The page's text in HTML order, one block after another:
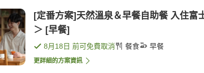
[定番方案]天然溫泉＆早餐自助餐 入住富
＞ [早餐]
8月18日 前可免費取消 餐食 早餐
更詳細的方案資訊